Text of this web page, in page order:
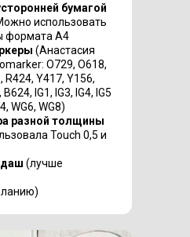
бумагой
использовать
формата А4
(Анастасия
O729, O618,
R424, Y417, Y156,
IG1, IG3, IG4, IG5
WG6, WG8)
разной толщины
Touch 0,5 и
(лучше